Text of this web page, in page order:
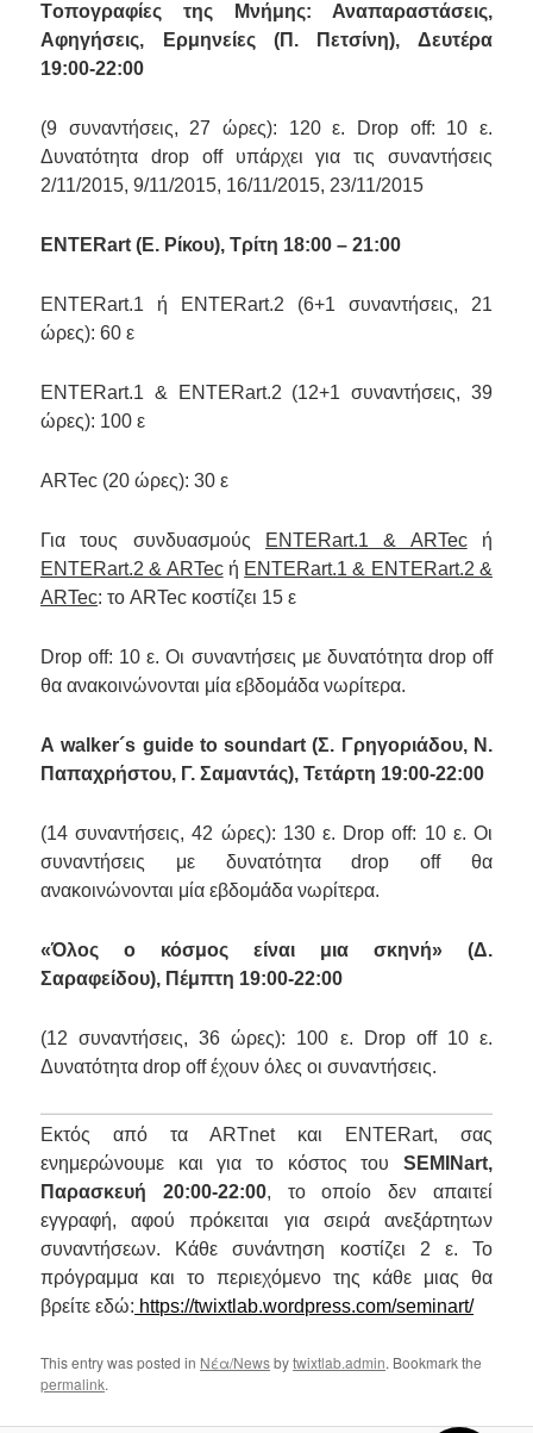
Tοπογραφίες της Μνήμης: Αναπαραστάσεις,
Αφηγήσεις, Ερμηνείες (Π. Πετσίνη), Δευτέρα
19:00-22:00
(9 συναντήσεις, 27 ώρες): 120 ε. Drop off: 10 ε.
Δυνατότητα drop off υπάρχει για τις συναντήσεις
2/11/2015, 9/11/2015, 16/11/2015, 23/11/2015
ENTERart(Ε. Ρίκου),Τρίτη 18:00 – 21:00
ENTERart.1 ή ENTERart.2 (6+1 συναντήσεις, 21
ώρες): 60 ε
ENTERart.1 & ΕNTERart.2 (12+1 συναντήσεις, 39
ώρες): 100 ε
ARTec (20 ώρες): 30 ε
Για τους συνδυασμούς ENTERart.1 & ARTecή
ENTERart.2 & ARTecή ENTERart.1 & ΕNTERart.2 &
ARTec: το ARTec κοστίζει 15 ε
Drop off: 10 ε.Οι συναντήσεις με δυνατότητα drop off
θα ανακοινώνονται μία εβδομάδα νωρίτερα.
Α walker´s guide to soundart(Σ. Γρηγοριάδου, Ν.
Παπαχρήστου, Γ. Σαμαντάς),Τετάρτη 19:00-22:00
(14 συναντήσεις,42 ώρες): 130 ε. Drop off: 10 ε. Οι
συναντήσεις με δυνατότηταdrop off θα
ανακοινώνονται μία εβδομάδα νωρίτερα.
«Όλος ο κόσμος είναι μια σκηνή» (Δ.
Σαραφείδου), Πέμπτη 19:00-22:00
(12 συναντήσεις, 36 ώρες): 100 ε. Drop off 10 ε.
Δυνατότητα drop off έχουν όλες οι συναντήσεις.
Εκτός από τα ARTnet και ENTERart, σας
ενημερώνουμε και για το κόστος του SEMINart,
Παρασκευή 20:00-22:00, το οποίο δεν απαιτεί
εγγραφή, αφού πρόκειται για σειρά ανεξάρτητων
συναντήσεων. Κάθε συνάντηση κοστίζει 2 ε. Το
πρόγραμμα και το περιεχόμενο της κάθε μιας θα
βρείτε εδώ: https://twixtlab.wordpress.com/seminart/
This entry was posted in Νέα/Newsbytwixtlab.admin. Bookmark the
permalink.